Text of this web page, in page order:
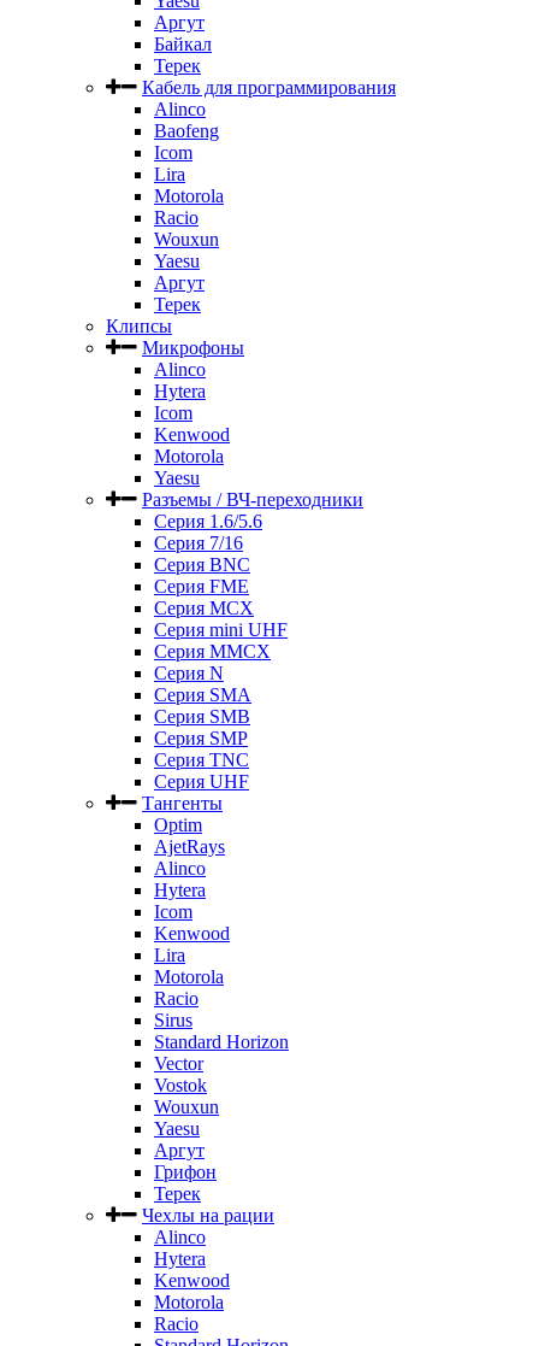
Аргут
Байкал
Терек
Кабель для программирования
Alinco
Baofeng
Icom
Lira
Motorola
Racio
Wouxun
Yaesu
Аргут
Терек
Клипсы
Микрофоны
Alinco
Hytera
Icom
Kenwood
Motorola
Yaesu
Разъемы / ВЧ-переходники
Серия 1.6/5.6
Серия 7/16
Серия BNC
Серия FME
Серия MCX
Серия mini UHF
Серия MMCX
Серия N
Серия SMA
Серия SMB
Серия SMP
Серия TNC
Серия UHF
Тангенты
Optim
AjetRays
Alinco
Hytera
Icom
Kenwood
Lira
Motorola
Racio
Sirus
Standard Horizon
Vector
Vostok
Wouxun
Yaesu
Аргут
Грифон
Терек
Чехлы на рации
Alinco
Hytera
Kenwood
Motorola
Racio